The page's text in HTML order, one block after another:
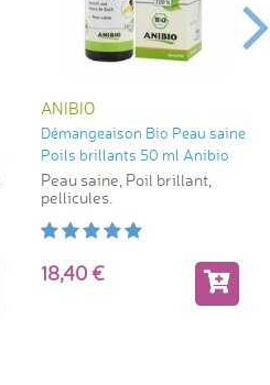
ANIBIO
Démangeaison Bio Peau saine
Poils brillants 50 ml Anibio
Peau saine, Poil brillant,
pellicules.
18,40